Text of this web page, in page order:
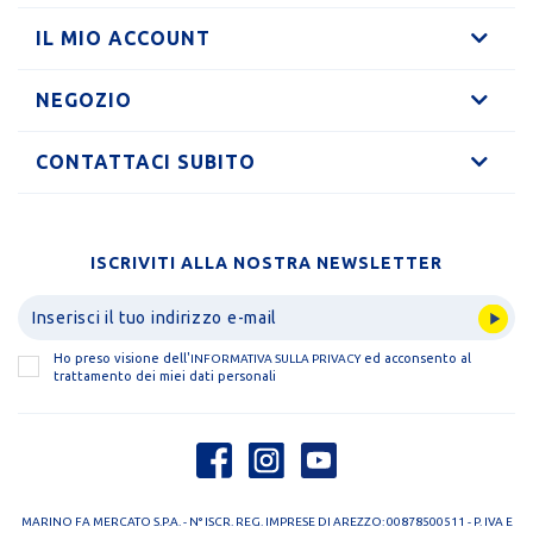
IL MIO ACCOUNT
NEGOZIO
CONTATTACI SUBITO
ISCRIVITI ALLA NOSTRA NEWSLETTER
Ho preso visione dell'INFORMATIVA SULLA PRIVACYed acconsento al
trattamento dei miei dati personali
MARINO FA MERCATO S.P.A. - N° ISCR. REG. IMPRESE DI AREZZO: 00878500511 - P. IVA E